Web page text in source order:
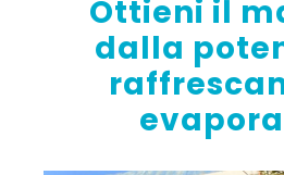
Ottieni il
dalla